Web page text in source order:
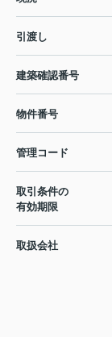
引渡し
建築確認番号
物件番号
管理コード
取引条件の
有効期限
取扱会社